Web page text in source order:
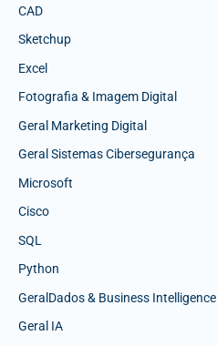
CAD
Sketchup
Excel
Fotografia & Imagem Digital
Geral Marketing Digital
Geral Sistemas Cibersegurança
Microsoft
Cisco
SQL
Python
GeralDados & Business Intelligence
Geral IA